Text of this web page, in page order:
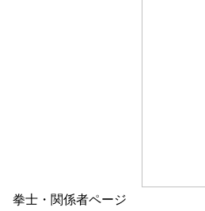
拳士・関係者ページ